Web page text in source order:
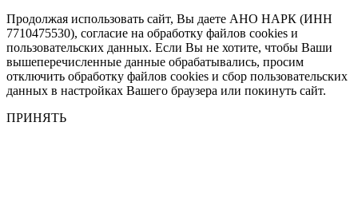
Продолжая использовать сайт, Вы даете АНО НАРК (ИНН
7710475530), согласие на обработку файлов cookies и
пользовательских данных. Если Вы не хотите, чтобы Ваши
вышеперечисленные данные обрабатывались, просим
отключить обработку файлов cookies и сбор пользовательских
данных в настройках Вашего браузера или покинуть сайт.
ПРИНЯТЬ